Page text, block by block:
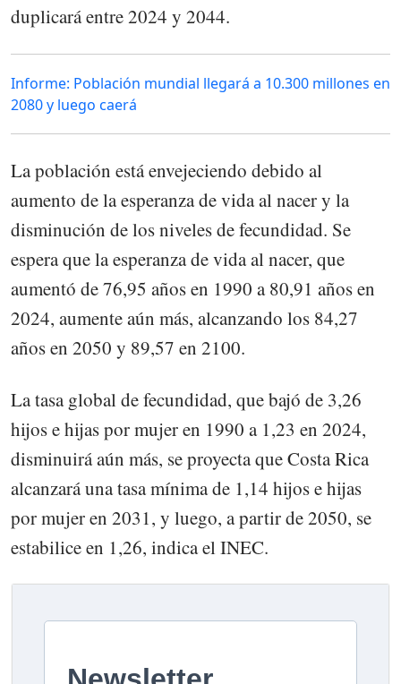
duplicará entre 2024 y 2044.
Informe: Población mundial llegará a 10.300 millones en
2080 y luego caerá
La población está envejeciendo debido al
aumento de la esperanza de vida al nacer y la
disminución de los niveles de fecundidad. Se
espera que la esperanza de vida al nacer, que
aumentó de 76,95 años en 1990 a 80,91 años en
2024, aumente aún más, alcanzando los 84,27
años en 2050 y 89,57 en 2100.
La tasa global de fecundidad, que bajó de 3,26
hijos e hijas por mujer en 1990 a 1,23 en 2024,
disminuirá aún más, se proyecta que Costa Rica
alcanzará una tasa mínima de 1,14 hijos e hijas
por mujer en 2031, y luego, a partir de 2050, se
estabilice en 1,26, indica el INEC.